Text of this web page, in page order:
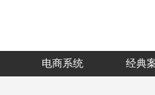
电商系统 经典